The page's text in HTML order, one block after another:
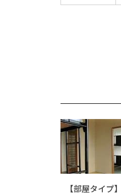
【部屋タイプ】